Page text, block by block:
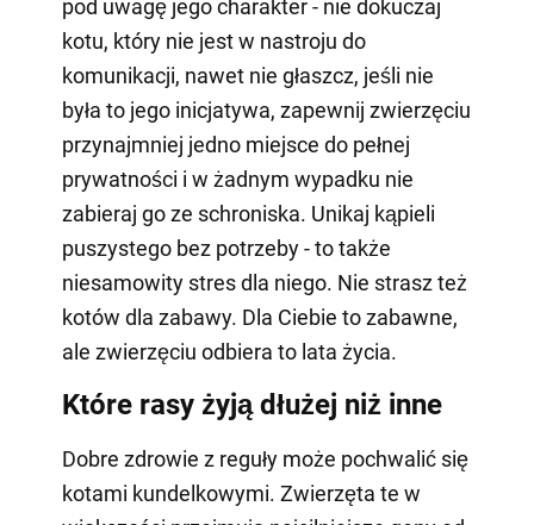
pod uwagę jego charakter - nie dokuczaj
kotu, który nie jest w nastroju do
komunikacji, nawet nie głaszcz, jeśli nie
była to jego inicjatywa, zapewnij zwierzęciu
przynajmniej jedno miejsce do pełnej
prywatności i w żadnym wypadku nie
zabieraj go ze schroniska. Unikaj kąpieli
puszystego bez potrzeby - to także
niesamowity stres dla niego. Nie strasz też
kotów dla zabawy. Dla Ciebie to zabawne,
ale zwierzęciu odbiera to lata życia.
Które rasy żyją dłużej niż inne
Dobre zdrowie z reguły może pochwalić się
kotami kundelkowymi. Zwierzęta te w